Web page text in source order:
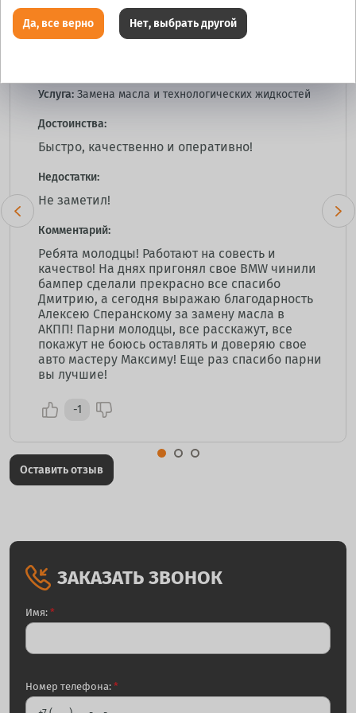
Роман
20 марта 2026 г.
Услуга: Замена масла и технологических жидкостей
Достоинства:
Быстро, качественно и оперативно!
Недостатки:
Не заметил!
Комментарий:
Ребята молодцы! Работают на совесть и
качество! На днях пригонял свое BMW чинили
бампер сделали прекрасно все спасибо
Дмитрию, а сегодня выражаю благодарность
Алексею Сперанскому за замену масла в
АКПП! Парни молодцы, все расскажут, все
покажут не боюсь оставлять и доверяю свое
авто мастеру Максиму! Еще раз спасибо парни
вы лучшие!
-1
Оставить отзыв
ЗАКАЗАТЬ ЗВОНОК
Имя: *
Номер телефона: *
Да, все верно Нет, выбрать другой